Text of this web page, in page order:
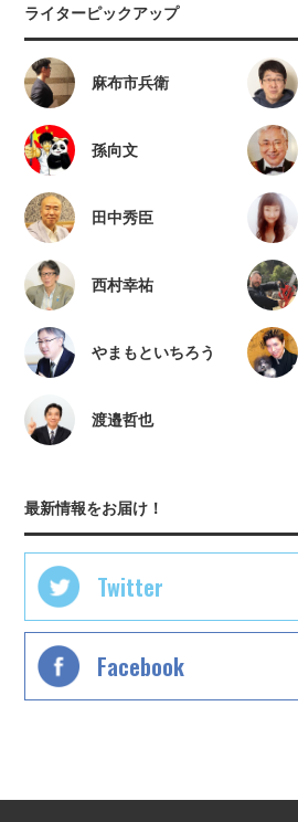
ライターピックアップ
麻布市兵衛
孫向文
田中秀臣
西村幸祐
やまもといちろう
渡邉哲也
最新情報をお届け！
Twitter
Facebook